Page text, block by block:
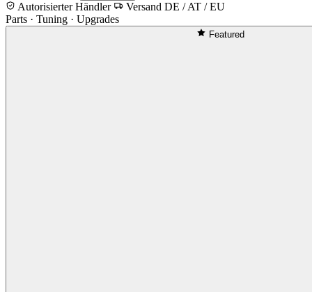
Autorisierter Händler
Versand DE / AT / EU
Parts · Tuning · Upgrades
Featured